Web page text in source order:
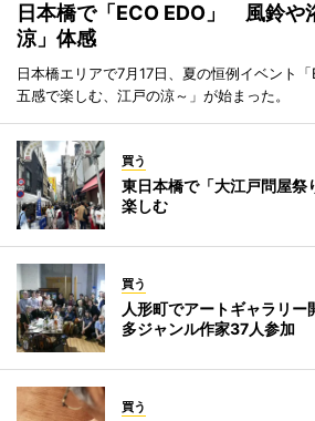
日本橋で「ECO EDO」 風鈴や
涼」体感
日本橋エリアで7月17日、夏の恒例イベント
五感で楽しむ、江戸の涼～」が始まった。
買う
東日本橋で「大江戸問屋
楽しむ
買う
人形町でアートギャラリ
多ジャンル作家37人参加
買う